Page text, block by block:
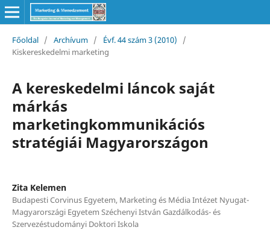
Főoldal / Archívum / Évf. 44 szám 3 (2010)
/
Kiskereskedelmi marketing
A kereskedelmi láncok saját
márkás
marketingkommunikációs
stratégiái Magyarországon
Zita Kelemen
Budapesti Corvinus Egyetem, Marketing és Média Intézet Nyugat-
Magyarországi Egyetem Széchenyi István Gazdálkodás- és
Szervezéstudományi Doktori Iskola